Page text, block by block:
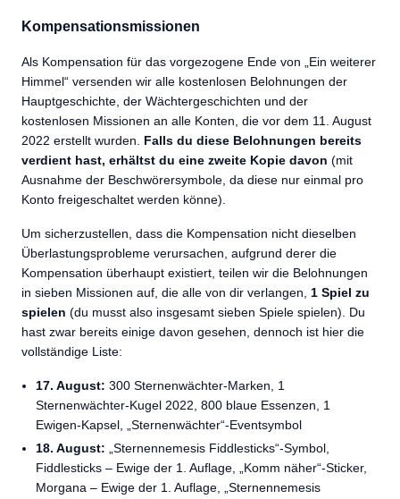
Kompensationsmissionen
Als Kompensation für das vorgezogene Ende von „Ein weiterer
Himmel“ versenden wir alle kostenlosen Belohnungen der
Hauptgeschichte, der Wächtergeschichten und der
kostenlosen Missionen an alle Konten, die vor dem 11. August
2022 erstellt wurden. Falls du diese Belohnungen bereits
verdient hast, erhältst du eine zweite Kopie davon (mit
Ausnahme der Beschwörersymbole, da diese nur einmal pro
Konto freigeschaltet werden könne).
Um sicherzustellen, dass die Kompensation nicht dieselben
Überlastungsprobleme verursachen, aufgrund derer die
Kompensation überhaupt existiert, teilen wir die Belohnungen
in sieben Missionen auf, die alle von dir verlangen, 1 Spiel zu
spielen (du musst also insgesamt sieben Spiele spielen). Du
hast zwar bereits einige davon gesehen, dennoch ist hier die
vollständige Liste:
17. August: 300 Sternenwächter-Marken, 1
Sternenwächter-Kugel 2022, 800 blaue Essenzen, 1
Ewigen-Kapsel, „Sternenwächter“-Eventsymbol
18. August: „Sternennemesis Fiddlesticks“-Symbol,
Fiddlesticks – Ewige der 1. Auflage, „Komm näher“-Sticker,
Morgana – Ewige der 1. Auflage, „Sternennemesis